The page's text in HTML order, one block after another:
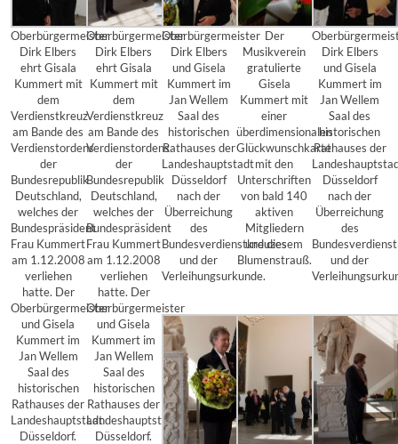
Oberbürgermeister
Dirk Elbers
ehrt Gisala
Kummert mit
dem
Verdienstkreuz
am Bande des
Verdienstordens
der
Bundesrepublik
Deutschland,
welches der
Bundespräsident
Frau Kummert
am 1.12.2008
verliehen
hatte. Der
Oberbürgermeister
und Gisela
Kummert im
Jan Wellem
Saal des
historischen
Rathauses der
Landeshauptstadt
Düsseldorf.
Oberbürgermeister
Dirk Elbers
ehrt Gisala
Kummert mit
dem
Verdienstkreuz
am Bande des
Verdienstordens
der
Bundesrepublik
Deutschland,
welches der
Bundespräsident
Frau Kummert
am 1.12.2008
verliehen
hatte. Der
Oberbürgermeister
und Gisela
Kummert im
Jan Wellem
Saal des
historischen
Rathauses der
Landeshauptstadt
Düsseldorf.
Oberbürgermeister
Dirk Elbers
und Gisela
Kummert im
Jan Wellem
Saal des
historischen
Rathauses der
Landeshauptstadt
Düsseldorf
nach der
Überreichung
des
Bundesverdienstkreuzes
und der
Verleihungsurkunde.
Der
Musikverein
gratulierte
Gisela
Kummert mit
einer
überdimensionalen
Glückwunschkarte
mit den
Unterschriften
von bald 140
aktiven
Mitgliedern
und diesem
Blumenstrauß.
Dirk Elbers
und Gisela
Kummert im
Jan Wellem
Saal des
historischen
Rathauses der
Düsseldorf
nach der
Überreichung
des
und der